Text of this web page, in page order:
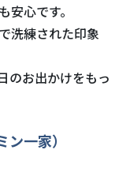
心です。
洗練された印象
のお出かけをもっ
一家）